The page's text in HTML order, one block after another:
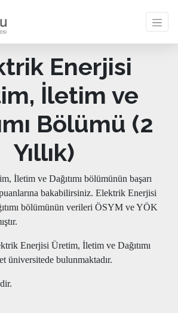
Enerjisi
İletim ve
Bölümü (2
Yıllık)
İletim ve Dağıtımı bölümünün başarı
bakabilirsiniz. Elektrik Enerjisi
bölümünün verileri ÖSYM ve YÖK
Enerjisi Üretim, İletim ve Dağıtımı
üniversitede bulunmaktadır.